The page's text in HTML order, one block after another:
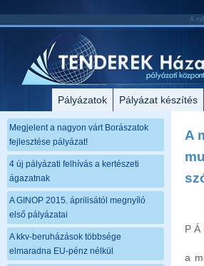
A
Pályázatok Pályázat készítés
Megjelent a nagyon várt Borászatok
fejlesztése pályázat!
4 új pályázati felhívás a kertészeti
ágazatnak
A GINOP 2015. áprilisától megnyíló
első pályázatai
A kkv-beruházások többsége
elmaradna EU-pénz nélkül
A
P
a